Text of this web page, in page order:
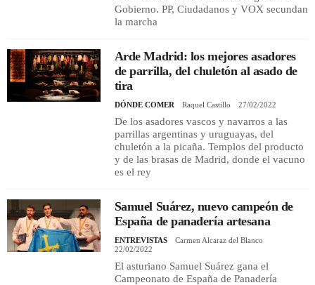
Gobierno. PP, Ciudadanos y VOX secundan
la marcha
Arde Madrid: los mejores asadores
de parrilla, del chuletón al asado de
tira
DÓNDE COMER Raquel Castillo 27/02/2022
De los asadores vascos y navarros a las
parrillas argentinas y uruguayas, del
chuletón a la picaña. Templos del producto
y de las brasas de Madrid, donde el vacuno
es el rey
Samuel Suárez, nuevo campeón de
España de panadería artesana
ENTREVISTAS
Carmen Alcaraz del Blanco
22/02/2022
El asturiano Samuel Suárez gana el
Campeonato de España de Panadería